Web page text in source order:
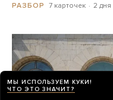
РАЗБОР 7 карточек 2 дня
МЫ ИСПОЛЬЗУЕМ КУКИ!
ЧТО ЭТО ЗНАЧИТ?